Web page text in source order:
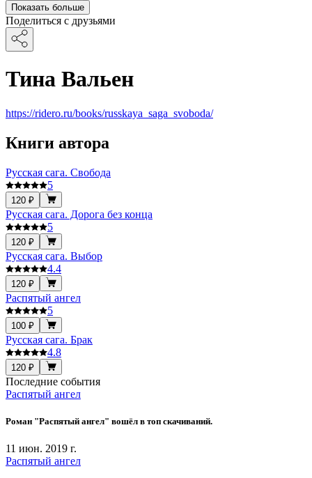
Показать больше
Поделиться с друзьями
Тина Вальен
https://ridero.ru/books/russkaya_saga_svoboda/
Книги автора
Русская сага. Свобода
5
120 ₽
Русская сага. Дорога без конца
5
120 ₽
Русская сага. Выбор
4.4
120 ₽
Распятый ангел
5
100 ₽
Русская сага. Брак
4.8
120 ₽
Последние события
Распятый ангел
Роман "Распятый ангел" вошёл в топ скачиваний.
11 июн. 2019 г.
Распятый ангел